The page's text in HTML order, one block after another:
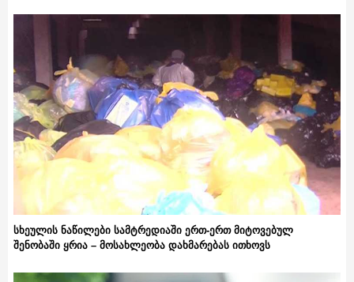
სხეულის ნაწილები სამტრედიაში ერთ-ერთ მიტოვებულ
შენობაში ყრია – მოსახლეობა დახმარებას ითხოვს